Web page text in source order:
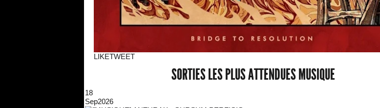
LIKETWEET
SORTIES LES PLUS ATTENDUES MUSIQUE
18
Sep2026